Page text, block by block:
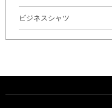
ビジネスシャツ